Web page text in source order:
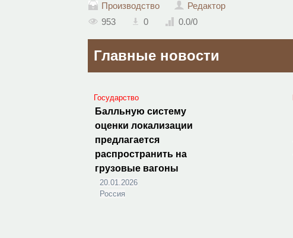
Производство
Редактор
953
0 0.0/0
Главные новости
Государство
Балльную систему
оценки локализации
предлагается
распространить на
грузовые вагоны
20.01.2026
Россия